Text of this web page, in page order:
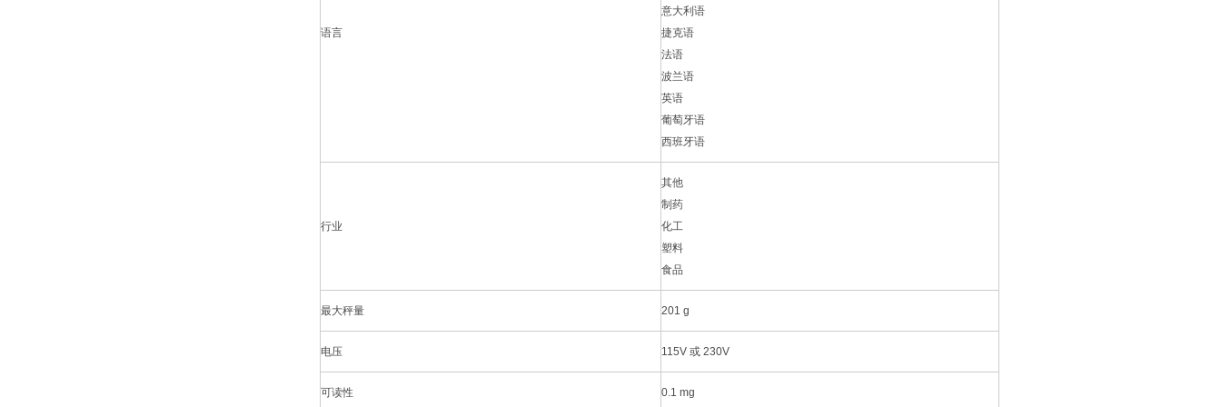
语言
意大利语
捷克语
法语
波兰语
英语
葡萄牙语
西班牙语
行业
其他
制药
化工
塑料
食品
最大秤量 201 g
电压 115V 或 230V
可读性 0.1 mg